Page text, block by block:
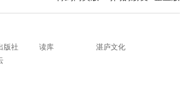
版社 读库
湛庐文化